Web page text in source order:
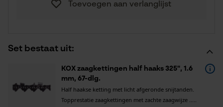
Set bestaat uit:
KOX zaagkettingen half haaks 325", 1.6
mm, 67-dlg.
Half haakse ketting met licht afgeronde snijtanden.
Topprestatie zaagkettingen met zachte zaagwijze .....
Toevoegen aan verlanglijst